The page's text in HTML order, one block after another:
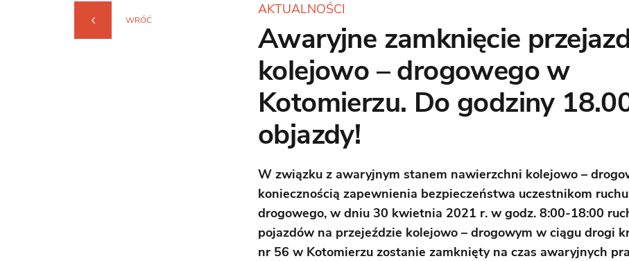
WRÓĆ
AKTUALNOŚCI
Awaryjne zamknięcie
kolejowo – drogowego w
Kotomierzu. Do godziny
objazdy!
W związku z awaryjnym stanem nawierzchni kolejowo –
koniecznością zapewnienia bezpieczeństwa uczestnikom ruchu
drogowego, w dniu 30 kwietnia 2021 r. w godz. 8:00-18:00
pojazdów na przejeździe kolejowo – drogowym w ciągu drogi
nr 56 w Kotomierzu zostanie zamknięty na czas awaryjnych